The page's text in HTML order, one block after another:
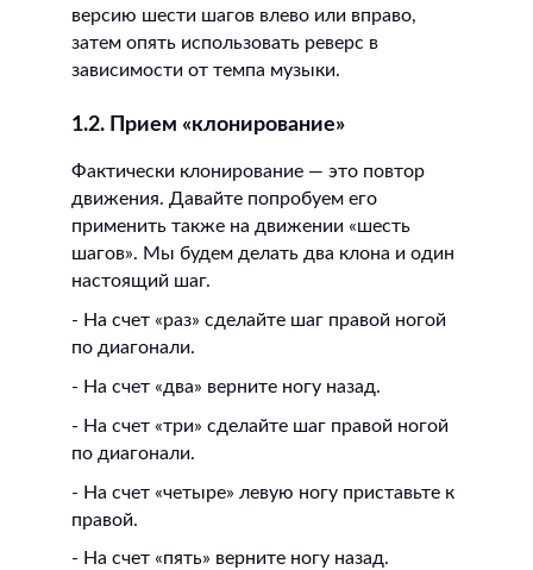
версию шести шагов влево или вправо,
затем опять использовать реверс в
зависимости от темпа музыки.
1.2. Прием «клонирование»
Фактически клонирование — это повтор
движения. Давайте попробуем его
применить также на движении «шесть
шагов». Мы будем делать два клона и один
настоящий шаг.
- На счет «раз» сделайте шаг правой ногой
по диагонали.
- На счет «два» верните ногу назад.
- На счет «три» сделайте шаг правой ногой
по диагонали.
- На счет «четыре» левую ногу приставьте к
правой.
- На счет «пять» верните ногу назад.